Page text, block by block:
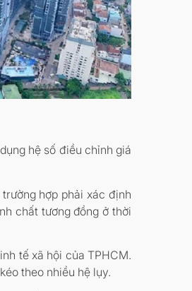
hệ số điều chỉnh giá
hợp phải xác định
chất tương đồng ở thời
tế xã hội của TPHCM.
theo nhiều hệ lụy.